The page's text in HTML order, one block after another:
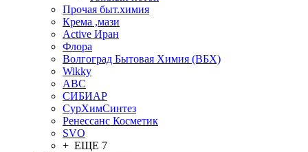
Прочая быт.химия
Крема ,мази
Аctive Иран
Флора
Волгоград Бытовая Химия (ВБХ)
Wikky
АВС
СИБИАР
СурХимСинтез
Ренессанс Косметик
SVO
+ ЕЩЕ 7